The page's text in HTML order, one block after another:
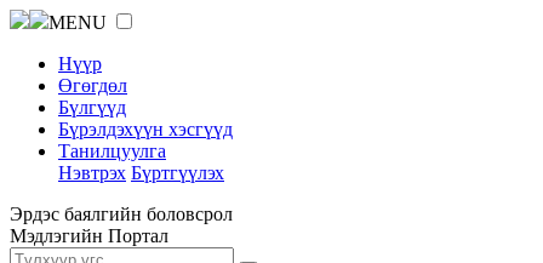
MENU
Нүүр
Өгөгдөл
Бүлгүүд
Бүрэлдэхүүн хэсгүүд
Танилцуулга
Нэвтрэх Бүртгүүлэх
Эрдэс баялгийн боловсрол
Мэдлэгийн Портал